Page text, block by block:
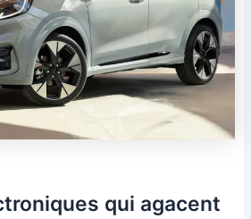
qui agacent